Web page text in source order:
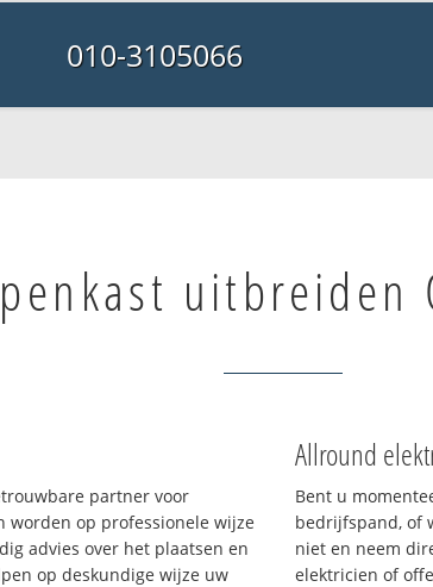
010-3105066
uitbreiden
partner voor
worden op professionele wijze
advies over het plaatsen en
op deskundige wijze uw
Allround
Bent u
bedrijfspand, of
niet en neem
elektricien of